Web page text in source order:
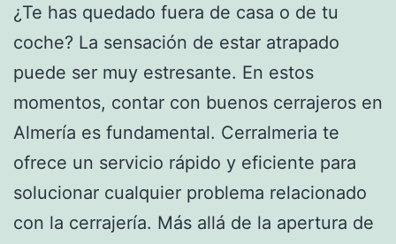
¿Te has quedado fuera de casa o de tu
coche? La sensación de estar atrapado
puede ser muy estresante. En estos
momentos, contar con buenos cerrajeros en
Almería es fundamental. Cerralmeria te
ofrece un servicio rápido y eficiente para
solucionar cualquier problema relacionado
con la cerrajería. Más allá de la apertura de